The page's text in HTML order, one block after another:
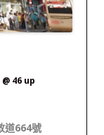
46 up
664號